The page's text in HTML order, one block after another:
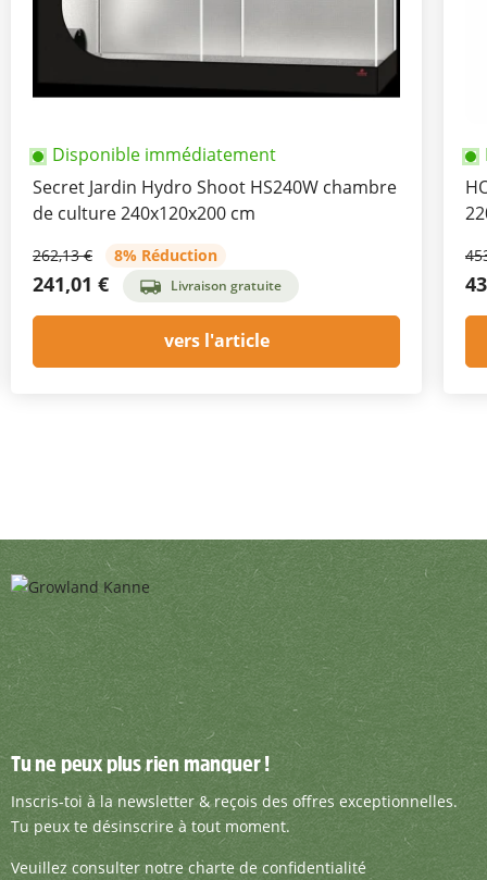
Disponible immédiatement
Secret Jardin Hydro Shoot HS240W chambre
de culture 240x120x200 cm
262,13 € 8% Réduction
241,01 € Livraison gratuite
vers l'article
Tu ne peux plus rien manquer !
Inscris-toi à la newsletter & reçois des offres
Tu ne peux plus rien manquer !
Inscris-toi à la newsletter & reçois des offres exceptionnelles.
Tu peux te désinscrire à tout moment.
Veuillez consulter notre charte de confidentialité